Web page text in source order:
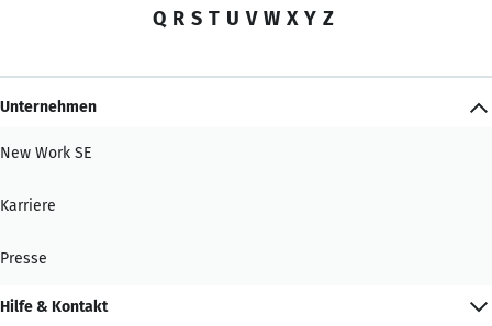
Q R S T U V W X Y Z
Unternehmen
New Work SE
Karriere
Presse
Hilfe & Kontakt